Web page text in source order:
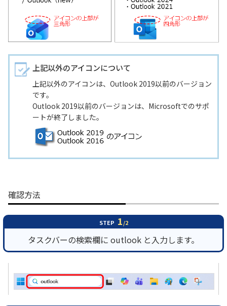
上記以外のアイコンについて
上記以外のアイコンは、Outlook 2019以前のバージョン
です。
Outlook 2019以前のバージョンは、Microsoftでのサポ
ートが終了しました。
確認方法
STEP 1/2
タスクバーの検索欄に outlook と入力します。